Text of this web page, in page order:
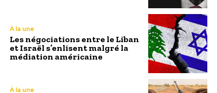
À la une
Les négociations entre le Liban
et Israël s’enlisent malgré la
médiation américaine
À la une